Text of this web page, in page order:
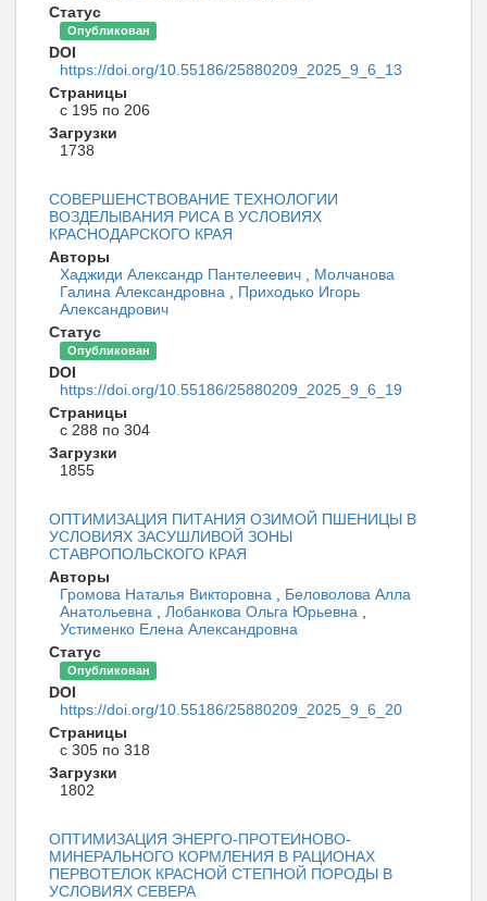
Статус
Опубликован
DOI
https://doi.org/10.55186/25880209_2025_9_6_13
Страницы
с 195 по 206
Загрузки
1738
СОВЕРШЕНСТВОВАНИЕ ТЕХНОЛОГИИ
ВОЗДЕЛЫВАНИЯ РИСА В УСЛОВИЯХ
КРАСНОДАРСКОГО КРАЯ
Авторы
Хаджиди Александр Пантелеевич
Молчанова
Галина Александровна
Приходько Игорь
Александрович
Статус
Опубликован
DOI
https://doi.org/10.55186/25880209_2025_9_6_19
Страницы
с 288 по 304
Загрузки
1855
ОПТИМИЗАЦИЯ ПИТАНИЯ ОЗИМОЙ ПШЕНИЦЫ В
УСЛОВИЯХ ЗАСУШЛИВОЙ ЗОНЫ
СТАВРОПОЛЬСКОГО КРАЯ
Авторы
Громова Наталья Викторовна
Беловолова Алла
Анатольевна
Лобанкова Ольга Юрьевна
Устименко Елена Александровна
Статус
Опубликован
DOI
https://doi.org/10.55186/25880209_2025_9_6_20
Страницы
с 305 по 318
Загрузки
1802
ОПТИМИЗАЦИЯ ЭНЕРГО-ПРОТЕИНОВО-
МИНЕРАЛЬНОГО КОРМЛЕНИЯ В РАЦИОНАХ
ПЕРВОТЕЛОК КРАСНОЙ СТЕПНОЙ ПОРОДЫ В
УСЛОВИЯХ СЕВЕРА